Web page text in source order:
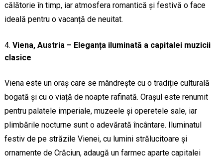
călătorie în timp, iar atmosfera romantică și festivă o face
ideală pentru o vacanță de neuitat.
Viena, Austria – Eleganța iluminată a capitalei muzicii
clasice
Viena este un oraș care se mândrește cu o tradiție culturală
bogată și cu o viață de noapte rafinată. Orașul este renumit
pentru palatele imperiale, muzeele și operetele sale, iar
plimbările nocturne sunt o adevărată încântare. Iluminatul
festiv de pe străzile Vienei, cu lumini strălucitoare și
ornamente de Crăciun, adaugă un farmec aparte capitalei